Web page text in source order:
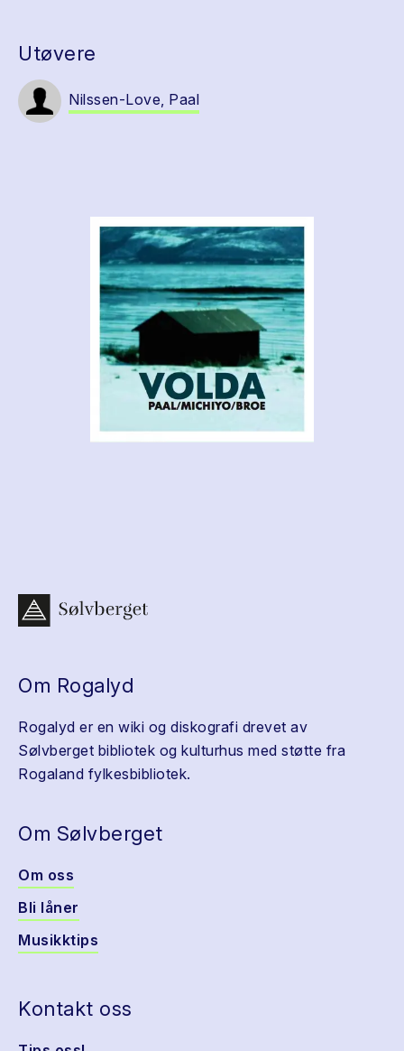
Utøvere
Nilssen-Love, Paal
Om Rogalyd
Rogalyd er en wiki og diskografi drevet av
Sølvberget bibliotek og kulturhus med støtte fra
Rogaland fylkesbibliotek.
Om Sølvberget
Om oss
Bli låner
Musikktips
Kontakt oss